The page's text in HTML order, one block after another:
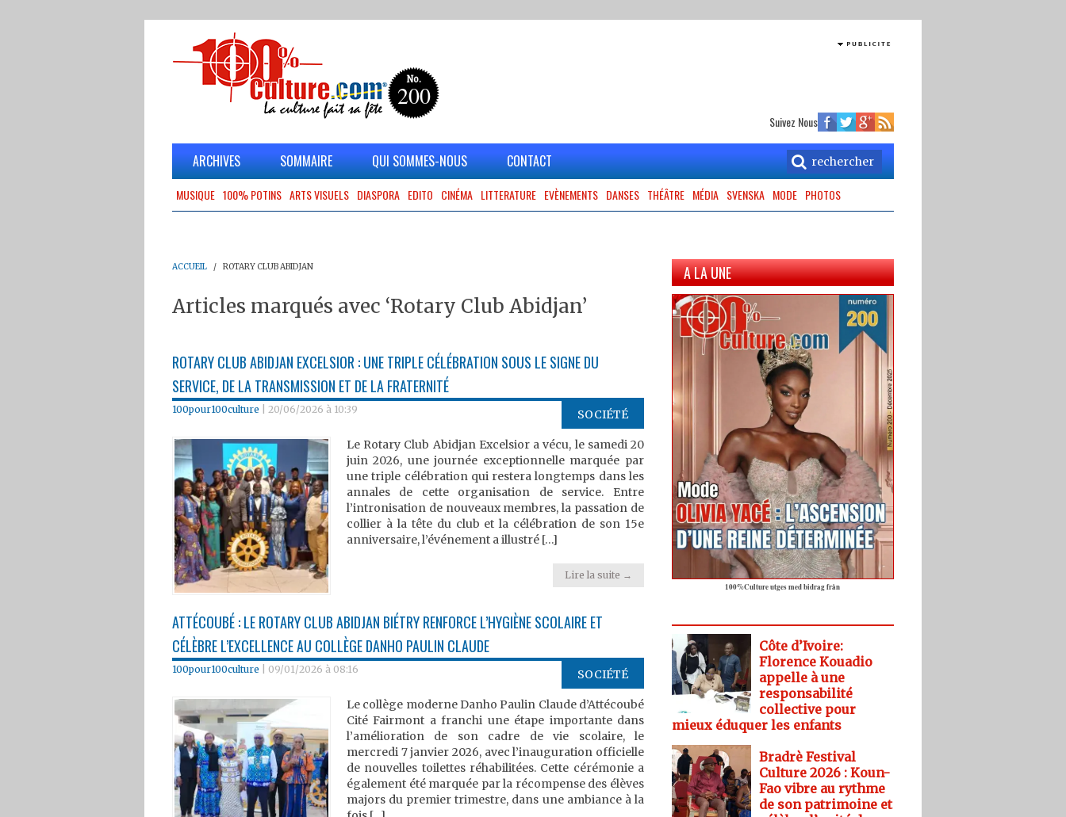
No.
200
Suivez Nous
ARCHIVES SOMMAIRE QUI SOMMES-NOUS CONTACT
MUSIQUE 100% POTINS ARTS VISUELS DIASPORA EDITO CINÉMA LITTERATURE EVÈNEMENTS DANSES THÉÂTRE MÉDIA SVENSKA MODE PHOTOS
ACCUEIL ROTARY CLUB ABIDJAN
Articles marqués avec ‘Rotary Club Abidjan’
ROTARY CLUB ABIDJAN EXCELSIOR : UNE TRIPLE CÉLÉBRATION SOUS LE SIGNE DU
SERVICE, DE LA TRANSMISSION ET DE LA FRATERNITÉ
100pour100culture 20/06/2026 à 10:39 SOCIÉTÉ
Le Rotary Club Abidjan Excelsior a vécu, le samedi 20
juin 2026, une journée exceptionnelle marquée par
une triple célébration qui restera longtemps dans les
annales de cette organisation de service. Entre
l’intronisation de nouveaux membres, la passation de
collier à la tête du club et la célébration de son 15e
anniversaire, l’événement a illustré […]
Lire la suite →
ATTÉCOUBÉ : LE ROTARY CLUB ABIDJAN BIÉTRY RENFORCE L’HYGIÈNE SCOLAIRE ET
CÉLÈBRE L’EXCELLENCE AU COLLÈGE DANHO PAULIN CLAUDE
100pour100culture 09/01/2026 à 08:16 SOCIÉTÉ
Le collège moderne Danho Paulin Claude d’Attécoubé
Cité Fairmont a franchi une étape importante dans
l’amélioration de son cadre de vie scolaire, le
mercredi 7 janvier 2026, avec l’inauguration officielle
de nouvelles toilettes réhabilitées. Cette cérémonie a
également été marquée par la récompense des élèves
majors du premier trimestre, dans une ambiance à la
A LA UNE
100%Culture utges med bidrag från
Côte d’Ivoire:
Florence Kouadio
appelle à une
responsabilité
collective pour
mieux éduquer les enfants
Bradrè Festival
Culture 2026 : Koun-
Fao vibre au rythme
de son patrimoine et